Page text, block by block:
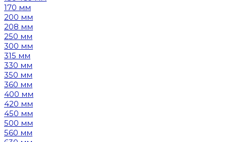
170 мм
200 мм
208 мм
250 мм
300 мм
315 мм
330 мм
350 мм
360 мм
400 мм
420 мм
450 мм
500 мм
560 мм